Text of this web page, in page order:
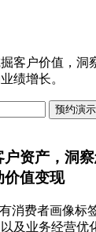
客户价值，洞
绩增长。
预约演示
户资产，洞
价值变现
消费者画像标
及业务经营优